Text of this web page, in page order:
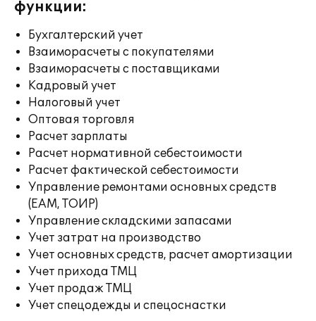
функции:
Бухгалтерский учет
Взаиморасчеты с покупателями
Взаиморасчеты с поставщиками
Кадровый учет
Налоговый учет
Оптовая торговля
Расчет зарплаты
Расчет нормативной себестоимости
Расчет фактической себестоимости
Управление ремонтами основных средств
(EAM, ТОИР)
Управление складскими запасами
Учет затрат на производство
Учет основных средств, расчет амортизации
Учет прихода ТМЦ
Учет продаж ТМЦ
Учет спецодежды и спецоснастки